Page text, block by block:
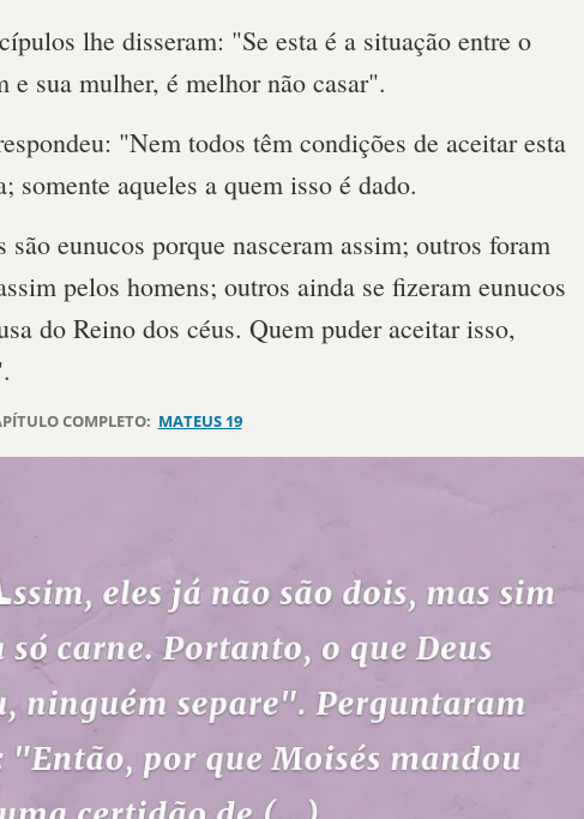
lhe disseram: "Se esta é a situação entre o
e sua mulher, é melhor não casar".
"Nem todos têm condições de aceitar esta
somente aqueles a quem isso é dado.
são eunucos porque nasceram assim; outros foram
pelos homens; outros ainda se fizeram eunucos
do Reino dos céus. Quem puder aceitar isso,
COMPLETO: MATEUS 19